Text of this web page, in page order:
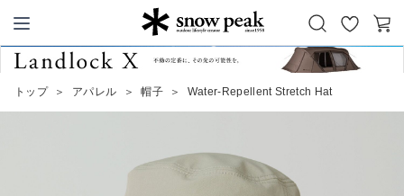
Snow Peak
お
気
カ
トップ ＞ アパレル ＞ 帽子 ＞ Water-Repellent Stretch Hat